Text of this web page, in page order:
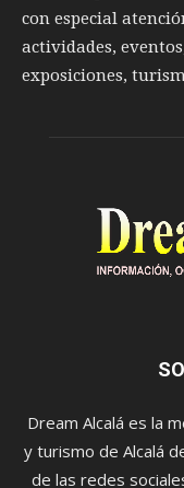
con especial
actividades,
exposiciones,
Dream Alcalá es la
y turismo de Alcalá
de las redes